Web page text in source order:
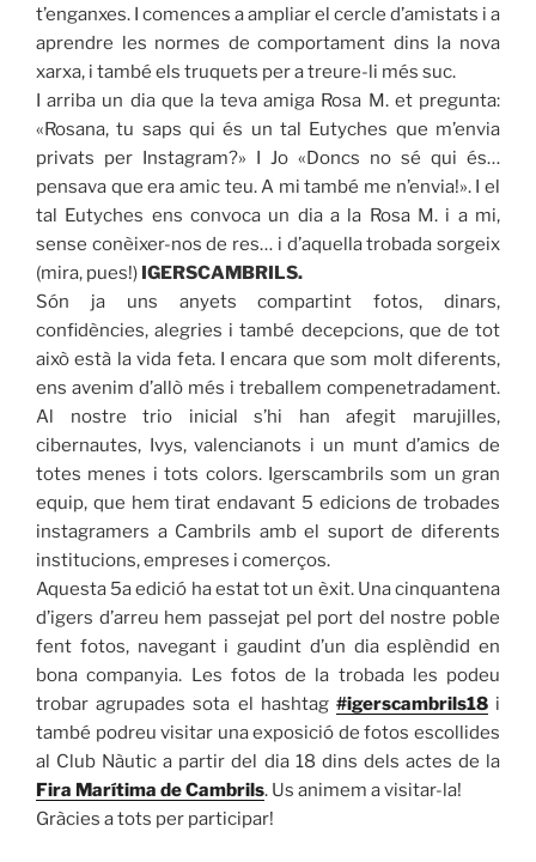
t’enganxes. I comences a ampliar el cercle d’amistats i a
aprendre les normes de comportament dins la nova
xarxa, i també els truquets per a treure-li més suc.
I arriba un dia que la teva amiga Rosa M. et pregunta:
«Rosana, tu saps qui és un tal Eutyches que m’envia
privats per Instagram?» I Jo «Doncs no sé qui és…
pensava que era amic teu. A mi també me n’envia!». I el
tal Eutyches ens convoca un dia a la Rosa M. i a mi,
sense conèixer-nos de res… i d’aquella trobada sorgeix
(mira, pues!) IGERSCAMBRILS.
Són ja uns anyets compartint fotos, dinars,
confidències, alegries i també decepcions, que de tot
això està la vida feta. I encara que som molt diferents,
ens avenim d’allò més i treballem compenetradament.
Al nostre trio inicial s’hi han afegit marujilles,
cibernautes, Ivys, valencianots i un munt d’amics de
totes menes i tots colors. Igerscambrils som un gran
equip, que hem tirat endavant 5 edicions de trobades
instagramers a Cambrils amb el suport de diferents
institucions, empreses i comerços.
Aquesta 5a edició ha estat tot un èxit. Una cinquantena
d’igers d’arreu hem passejat pel port del nostre poble
fent fotos, navegant i gaudint d’un dia esplèndid en
bona companyia. Les fotos de la trobada les podeu
trobar agrupades sota el hashtag #igerscambrils18i
també podreu visitar una exposició de fotos escollides
al Club Nàutic a partir del dia 18 dins dels actes de la
Fira Marítima de Cambrils. Us animem a visitar-la!
Gràcies a tots per participar!